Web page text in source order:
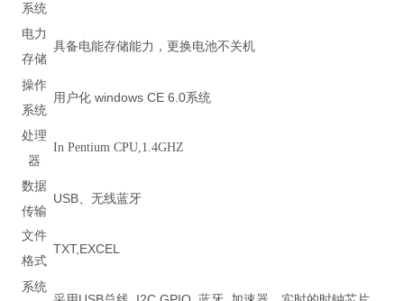
系统
电力
存储
具备电能存储能力，更换电池不关机
操作
系统
用户化windows CE 6.0系统
处理
器
In Pentium CPU,1.4GHZ
数据
传输
USB、无线蓝牙
文件
格式
TXT,EXCEL
系统